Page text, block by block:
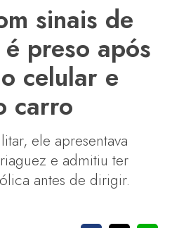
sinais de
preso após
celular e
carro
ele apresentava
e admitiu ter
antes de dirigir.